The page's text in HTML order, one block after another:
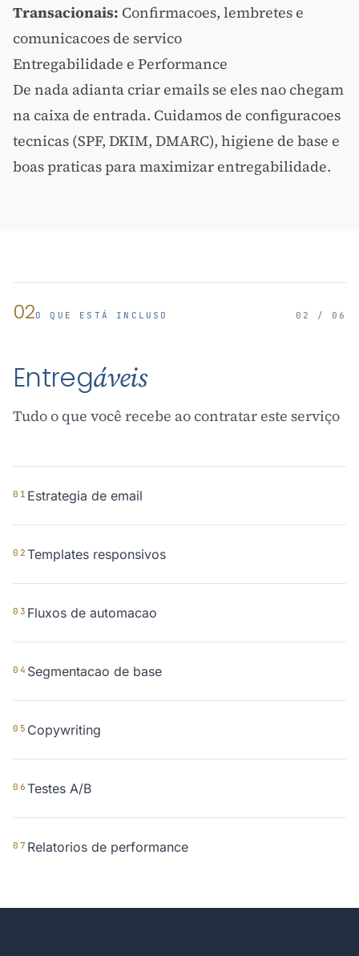
Transacionais: Confirmacoes, lembretes e
comunicacoes de servico
Entregabilidade e Performance
De nada adianta criar emails se eles nao chegam
na caixa de entrada. Cuidamos de configuracoes
tecnicas (SPF, DKIM, DMARC), higiene de base e
boas praticas para maximizar entregabilidade.
02O QUE ESTÁ INCLUSO 02 / 06
Entregáveis
Tudo o que você recebe ao contratar este serviço
01 Estrategia de email
02 Templates responsivos
03 Fluxos de automacao
04 Segmentacao de base
05 Copywriting
06 Testes A/B
07 Relatorios de performance